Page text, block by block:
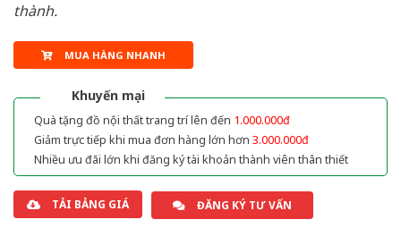
thành.
MUA HÀNG NHANH
Khuyến mại
Quà tặng đồ nội thất trang trí lên đến 1.000.000đ
Giảm trực tiếp khi mua đơn hàng lớn hơn 3.000.000đ
Nhiều ưu đãi lớn khi đăng ký tài khoản thành viên thân thiết
TẢI BẢNG GIÁ ĐĂNG KÝ TƯ VẤN